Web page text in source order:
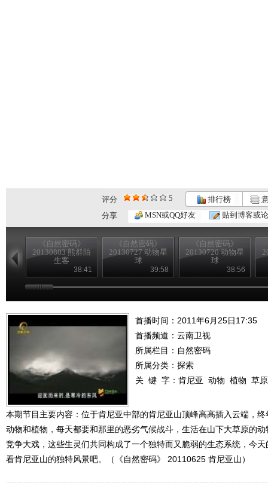
评分 5 排行榜
分享
MSN或QQ好友 贴到博客或
《自然密码》
20130803 熊群陌
生客
38:41
《自然密码》
20130727 动物星
球
39:58
《自然密码》
20130720 动物星
球
38:56
首播时间：2011年6月25日17:35
首播频道： 云南卫视
所属栏目： 自然密码
所属分类：探索
关 键 字： 肯尼亚 动物 植物 草原
本期节目主要内容：位于肯尼亚中部的肯尼亚山顶峰高高插入云端，
动物和植物，每天都要和那里的恶劣气候战斗，生活在山下大草原的
竞争大戏，这些生灵们共同构成了一个独特而又脆弱的生态系统，今
看肯尼亚山的独特风景吧。（《自然密码》 20110625 肯尼亚山）